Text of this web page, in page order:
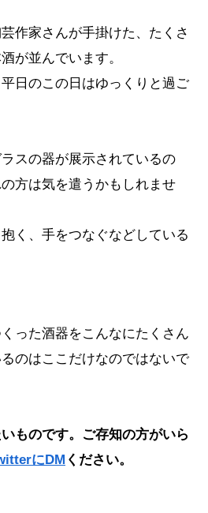
作家さんが手掛けた、たくさ
が並んでいます。
日のこの日はゆっくりと過ご
スの器が展示されているの
方は気を遣うかもしれませ
く、手をつなぐなどしている
った酒器をこんなにたくさん
のはここだけなのではないで
ものです。ご存知の方がいら
にDM ください。